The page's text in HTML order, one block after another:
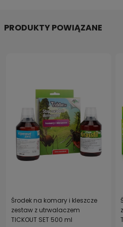
PRODUKTY POWIĄZANE
Środek na komary i kleszcze
zestaw z utrwalaczem
TICKOUT SET 500 ml